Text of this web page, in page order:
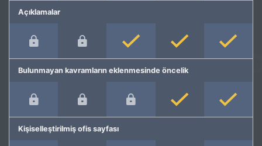
Açıklamalar
Bulunmayan kavramların eklenmesinde öncelik
Kişiselleştirilmiş ofis sayfası